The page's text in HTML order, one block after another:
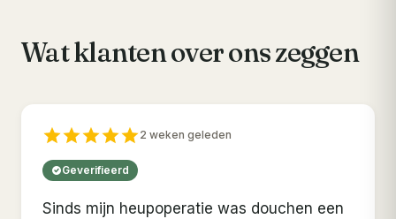
Wat klanten over ons zeggen
2 weken geleden
Geverifieerd
Sinds mijn heupoperatie was douchen een